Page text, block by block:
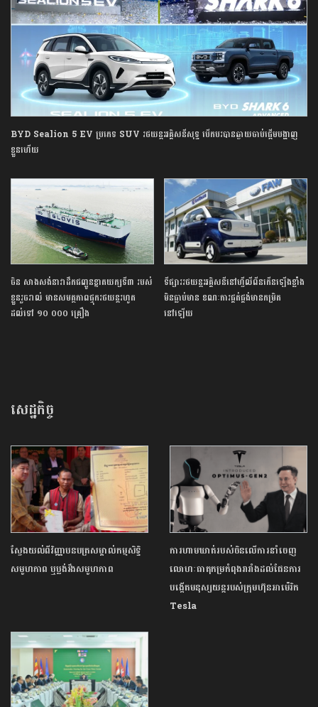
BYD Sealion 5 EV ប្រភេទ SUV រថយន្តអគ្គិសនីសុទ្ធ បើកបរបានឆ្ងាយចាប់ផ្តើមបង្ហាញ
ខ្លួនហើយ
ចិន​ សាងសង់នាវាដឹកជញ្ជូនខ្នាតយក្សទី៣ របស់
ខ្លួនរួចរាល់ មានសមត្ថភាពផ្ទុករថយន្តរហូត
ដល់ទៅ ១០ ០០០ គ្រឿង
ទីផ្សាររថយន្តអគ្គិសនីនៅហ្វីលីពីនកើនឡើងខ្លាំង
មិនធ្លាប់មាន ខណៈការផ្គត់ផ្គង់មានកម្រិត
នៅឡើយ
សេដ្ឋកិច្ច
ស្វែងយល់​ពីវិញ្ញាបនបត្រ​សម្គាល់កម្មសិទ្ធិ​
សមូហភាព ឬប្លង់រឹង​សមូហភាព
ការហាមឃាត់របស់ចិនលើការនាំចេញ
លោហៈធាតុកម្រកំពុងរារាំងដល់ផែនការ
បង្កើតមនុស្សយន្តរបស់ក្រុមហ៊ុនអាម៉េរិក
Tesla